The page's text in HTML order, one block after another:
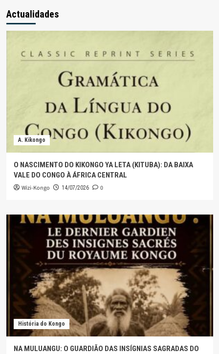
Actualidades
A. Kikongo
O NASCIMENTO DO KIKONGO YA LETA (KITUBA): DA BAIXA
VALE DO CONGO À ÁFRICA CENTRAL
Wizi-Kongo 14/07/2026 0
História do Kongo
NA MULUANGU: O GUARDIÃO DAS INSÍGNIAS SAGRADAS DO